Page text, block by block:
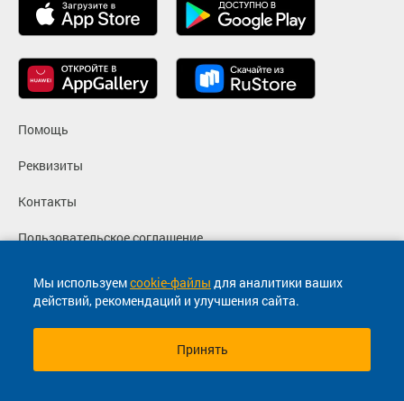
Мы используемcookie-файлы для аналитики ваших
действий, рекомендаций и улучшения сайта.
Принять
Помощь
Реквизиты
Контакты
Пользовательское соглашение
Политика конфиденциальности
Согласие на маркетинговые сообщения
© 2013-2026, ООО "Капитал"- Онлайн сервис продажи